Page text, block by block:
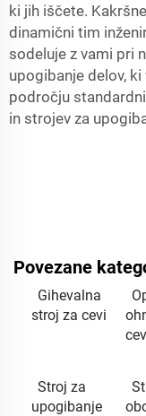
ki jih iščete.
dinamični tim
sodeluje z vami pri
upogibanje delov,
področju
in strojev za
Povezane
Gihevalna
stroj za cevi
Stroj za
upogibanje